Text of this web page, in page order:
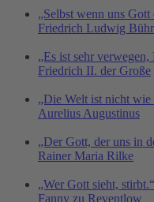
„Selbst wenn uns
Friedrich Ludwig
„Es ist sehr
Friedrich II. der Große
„Die Welt ist nicht wie
Aurelius Augustinus
„Der Gott, der uns in
Rainer Maria Rilke
„Wer Gott sieht, stirbt.“
Fanny zu Reventlow